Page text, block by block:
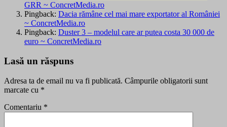
GRR ~ ConcretMedia.ro
Pingback: Dacia rămâne cel mai mare exportator al României
~ ConcretMedia.ro
Pingback: Duster 3 – modelul care ar putea costa 30 000 de
euro ~ ConcretMedia.ro
Lasă un răspuns
Adresa ta de email nu va fi publicată. Câmpurile obligatorii sunt
marcate cu *
Comentariu *